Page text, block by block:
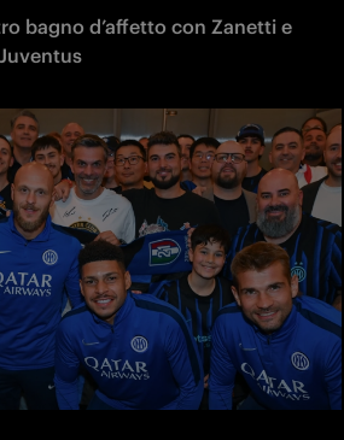
bagno d’affetto con Zanetti e